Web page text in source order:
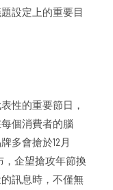
設定上的重要目
性的重要節日，
個消費者的腦
多會搶於12月
，企望搶攻年節換
訊息時，不僅無